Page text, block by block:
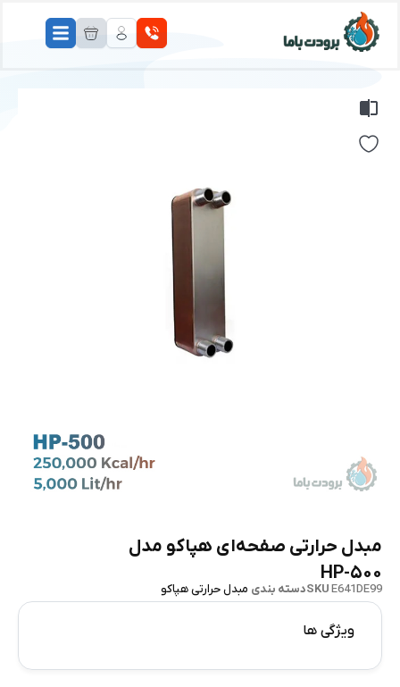
مبدل حرارتی صفحه‌ای هپاکو مدل
HP-۵۰۰
SKUE641DE99 دسته بندی مبدل حرارتی هپاکو
ویژگی ها